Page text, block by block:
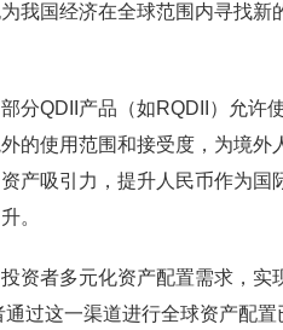
我国经济在全球范围内寻找新
QDII产品（如RQDII）允许
的使用范围和接受度，为境外
产吸引力，提升人民币作为国
。
者多元化资产配置需求，实
过这一渠道进行全球资产配